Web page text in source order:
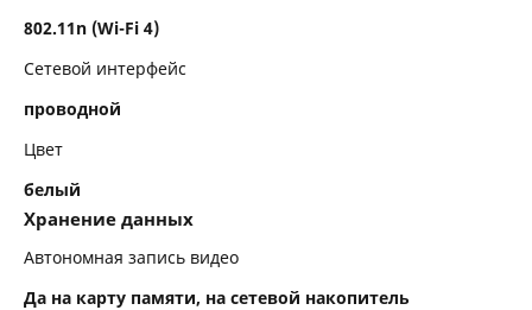
802.11n (Wi-Fi 4)
Сетевой интерфейс
проводной
Цвет
белый
Хранение данных
Автономная запись видео
Да на карту памяти, на сетевой накопитель